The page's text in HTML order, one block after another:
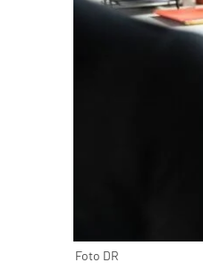
Foto DR